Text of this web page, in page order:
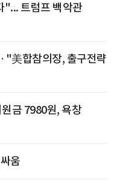
"... 트럼프 백악관
"美합참의장, 출구전략
금 7980원, 욕창
움